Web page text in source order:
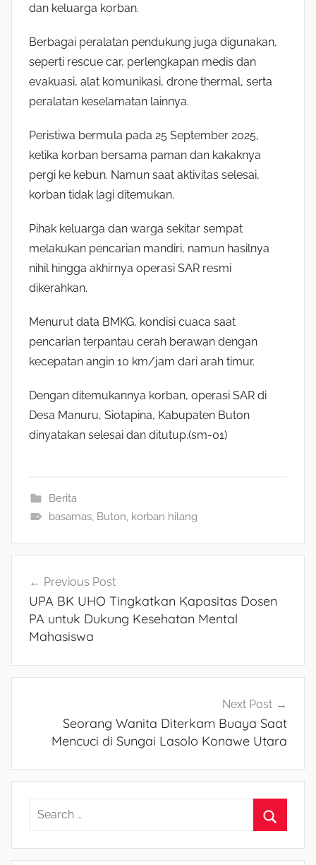
dan keluarga korban.
Berbagai peralatan pendukung juga digunakan,
seperti rescue car, perlengkapan medis dan
evakuasi, alat komunikasi, drone thermal, serta
peralatan keselamatan lainnya.
Peristiwa bermula pada 25 September 2025,
ketika korban bersama paman dan kakaknya
pergi ke kebun. Namun saat aktivitas selesai,
korban tidak lagi ditemukan.
Pihak keluarga dan warga sekitar sempat
melakukan pencarian mandiri, namun hasilnya
nihil hingga akhirnya operasi SAR resmi
dikerahkan.
Menurut data BMKG, kondisi cuaca saat
pencarian terpantau cerah berawan dengan
kecepatan angin 10 km/jam dari arah timur.
Dengan ditemukannya korban, operasi SAR di
Desa Manuru, Siotapina, Kabupaten Buton
dinyatakan selesai dan ditutup.(sm-01)
Berita
basarnas, Buton, korban hilang
Navigasi
pos
Previous Post
UPA BK UHO Tingkatkan Kapasitas Dosen
PA untuk Dukung Kesehatan Mental
Mahasiswa
Next Post
Seorang Wanita Diterkam Buaya Saat
Mencuci di Sungai Lasolo Konawe Utara
a
e